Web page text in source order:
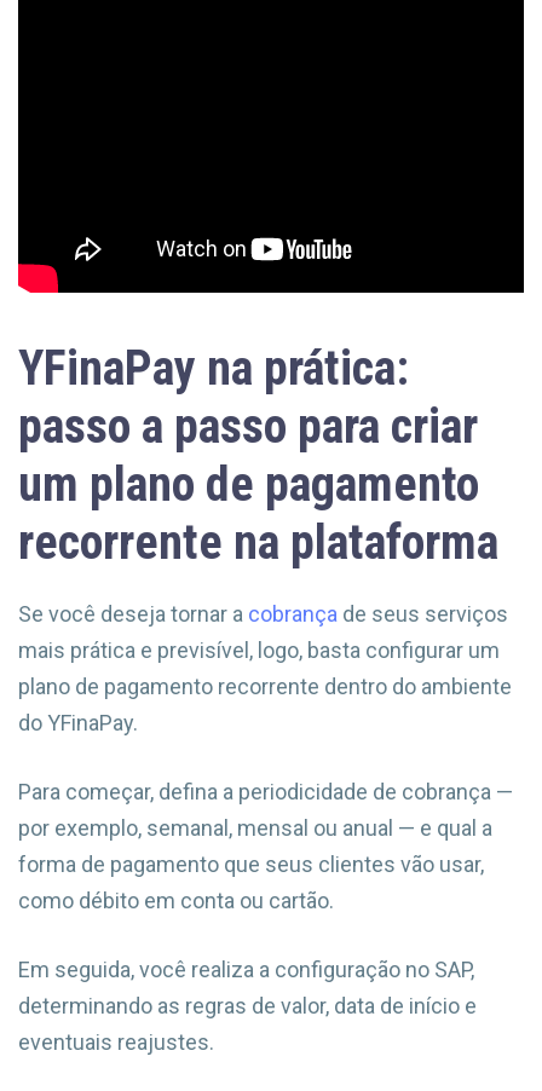
YFinaPay na prática:
passo a passo para criar
um plano de pagamento
recorrente na plataforma
Se você deseja tornar a cobrança de seus serviços
mais prática e previsível, logo, basta configurar um
plano de pagamento recorrente dentro do ambiente
do YFinaPay.
Para começar, defina a periodicidade de cobrança —
por exemplo, semanal, mensal ou anual — e qual a
forma de pagamento que seus clientes vão usar,
como débito em conta ou cartão.
Em seguida, você realiza a configuração no SAP,
determinando as regras de valor, data de início e
eventuais reajustes.